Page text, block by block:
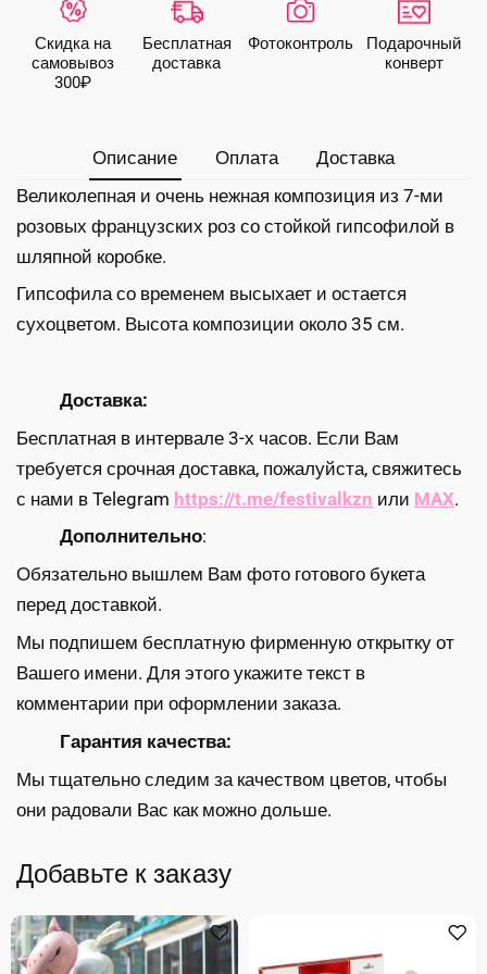
французских
гипсофилы
Скидка на
самовывоз
300₽
Бесплатная
доставка
Фото­контроль
Подарочный
конверт
Описание Оплата
Доставка
Великолепная и очень нежная композиция из 7-ми
розовых французских роз со стойкой гипсофилой в
шляпной коробке.
Гипсофила со временем высыхает и остается
сухоцветом. Высота композиции около 35 см.
Доставка:
Бесплатная в интервале 3-х часов. Если Вам
требуется срочная доставка, пожалуйста, свяжитесь
с нами в Telegram https://t.me/festivalkzn или MAX.
Дополнительно:
Обязательно вышлем Вам фото готового букета
перед доставкой.
Мы подпишем бесплатную фирменную открытку от
Вашего имени. Для этого укажите текст в
комментарии при оформлении заказа.
Гарантия качества:
Мы тщательно следим за качеством цветов, чтобы
они радовали Вас как можно дольше.
Добавьте к заказу